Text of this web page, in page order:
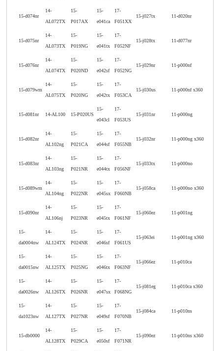
15-d074nr
14-
AL072TX
15-
P017AX
15-
e041ca
17-
F051XX
15-j027tx 11-d020nr
15-d075nr
14-
AL073TX
15-
P019NG
15-
e041tx
17-
F052NF
15-j028tx 11-d077nr
15-d076nr
14-
AL074TX
15-
P020ND
15-
e042sf
17-
F052NG
15-j029nr 11-p000nf
15-d079wm
14-
AL075TX
15-
P020NG
15-
e042tx
17-
F053CA
15-j030us 11-p000nf x360
15-d081nr 14-AL100 15-P020US
15-
e043cl
17-
F053US
15-j031nr 11-p000ng
15-d082nr
14-
AL102ng
15-
P021CA
15-
e044sf
17-
F055NB
15-j032nr 11-p000ng x360
15-d083nr
14-
AL103ng
15-
P021NR
15-
e044tx
17-
F056NF
15-j033tx 11-p000no
15-d089wm
14-
AL104ng
15-
P022NR
15-
e045sx
17-
F060NB
15-j058ca 11-p000no x360
15-d090nr
14-
AL106nj
15-
P023NR
15-
e045tx
17-
F061NF
15-j060ez 11-p001ng
15-
da0004nw
14-
AL124TX
15-
P024NR
15-
e046sf
17-
F061US
15-j063ei 11-p001ng x360
15-
da0015nw
14-
AL125TX
15-
P025NG
15-
e046tx
17-
F063NF
15-j066ez 11-p010ca
15-
da0026nw
14-
AL126TX
15-
P026NR
15-
e047sx
17-
F068NG
15-j081eg 11-p010ca x360
15-
da1023nw
14-
AL127TX
15-
P027NR
15-
e049sf
17-
F070NB
15-j084ca 11-p010ns
15-db0000
14-
AL128TX
15-
P029CA
15-
e050sf
17-
F071NR
15-j090ez 11-p010ns x360